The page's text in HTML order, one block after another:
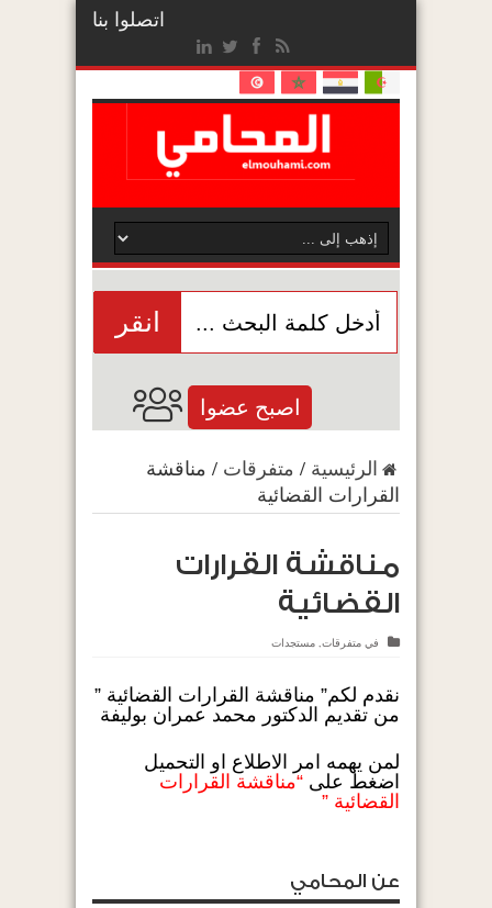
اتصلوا بنا
انقر
اصبح عضوا
الرئيسية / متفرقات / مناقشة
القرارات القضائية
مناقشة القرارات
القضائية
في متفرقات, مستجدات
نقدم لكم” مناقشة القرارات القضائية ”
من تقديم الدكتور محمد عمران بوليفة
لمن يهمه امر الاطلاع او التحميل
اضغط على “مناقشة القرارات
القضائية ”
عن المحامي